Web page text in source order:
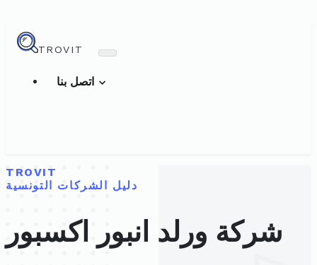
TROVIT
TROVIT
دليل الشركات التونسية
شركة ورلد انبور اكسبور